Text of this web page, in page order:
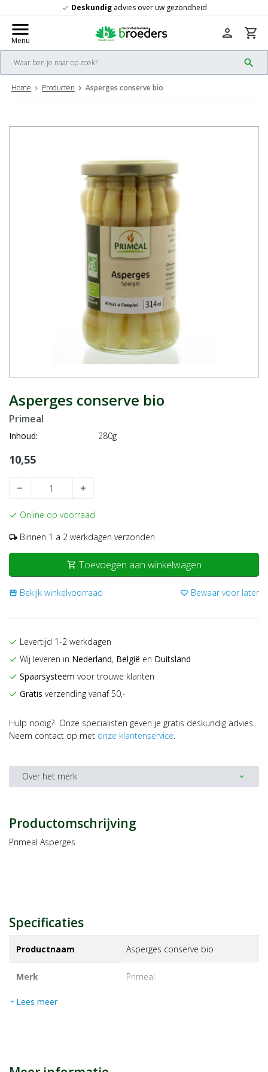
check Deskundigadvies over uw gezondheid
menu
Menu
search
person shopping_cart
Home Producten Asperges conserve bio
Asperges conserve bio
Primeal
Inhoud: 280g
10,55
remove add
check Online op voorraad
local_shipping Binnen 1 a 2 werkdagen verzonden
shopping_cart Toevoegen aan winkelwagen
storefront Bekijk winkelvoorraad favorite_border Bewaar voor later
check Levertijd 1-2 werkdagen
check Wij leveren in Nederland, België en Duitsland
check Spaarsysteem voor trouwe klanten
check Gratis verzending vanaf 50,-
Hulp nodig? Onze specialisten geven je gratis deskundig advies.
Neem contact op met onze klantenservice.
Over het merk expand_more
Productomschrijving
Primeal Asperges
Specificaties
Productnaam Asperges conserve bio
Merk primeal
EAN
expand_more Lees meer